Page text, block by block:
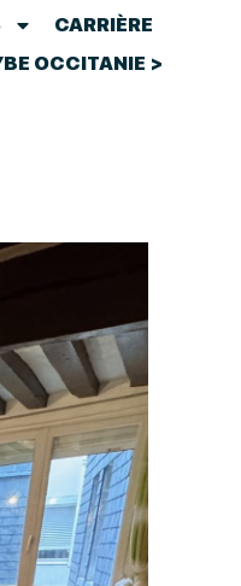
CARRIÈRE
OCCITANIE >